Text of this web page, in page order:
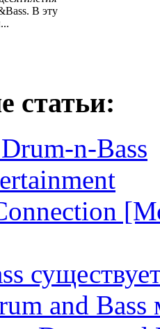
В эту
статьи:
n-Bass
and Bass